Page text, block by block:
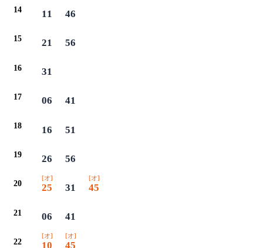
14 11 46
15 21 56
16 31
17 06 41
18 16 51
19 26 56
20
[オ]
25 31
[オ]
45
21 06 41
22
[オ]
10
[オ]
45